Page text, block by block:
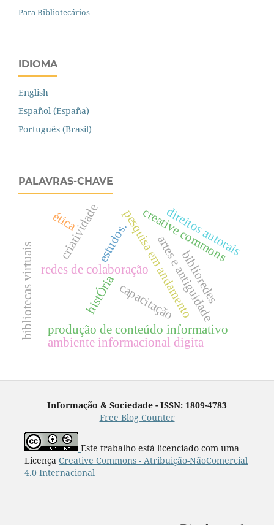
Para Bibliotecários
IDIOMA
English
Español (España)
Português (Brasil)
PALAVRAS-CHAVE
redes de colaboraçãopesquisa em andamento
estudos.
produção de conteúdo informativo
bibliotecas virtuais artes e antiguidade
ambiente informacional digita
creative commons
direitos autorais
criatividade
histÓria biblioredes
capacitação
ética
Informação & Sociedade - ISSN: 1809-4783
Free Blog Counter
Este trabalho está licenciado com uma
Licença Creative Commons - Atribuição-NãoComercial
4.0 Internacional